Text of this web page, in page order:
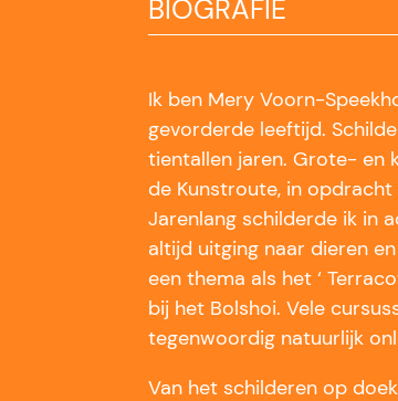
BIOGRAFIE
Ik ben Mery Voorn-
gevorderde leeftijd.
tientallen jaren. Grote- en
de Kunstroute, in opdracht
Jarenlang schilderde ik in
altijd uitging naar dieren
een thema als het ‘
bij het Bolshoi. Vele
tegenwoordig natuurlijk
Van het schilderen op